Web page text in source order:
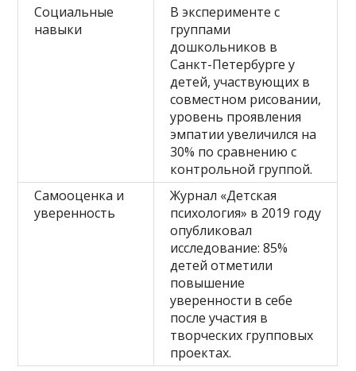
Социальные
навыки
В эксперименте с
группами
дошкольников в
Санкт-Петербурге у
детей, участвующих в
совместном рисовании,
уровень проявления
эмпатии увеличился на
30% по сравнению с
контрольной группой.
Самооценка и
уверенность
Журнал «Детская
психология» в 2019 году
опубликовал
исследование: 85%
детей отметили
повышение
уверенности в себе
после участия в
творческих групповых
проектах.